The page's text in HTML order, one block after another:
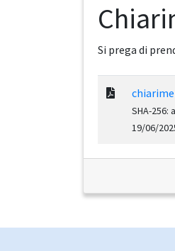
Si prega di
SHA-256:
19/06/